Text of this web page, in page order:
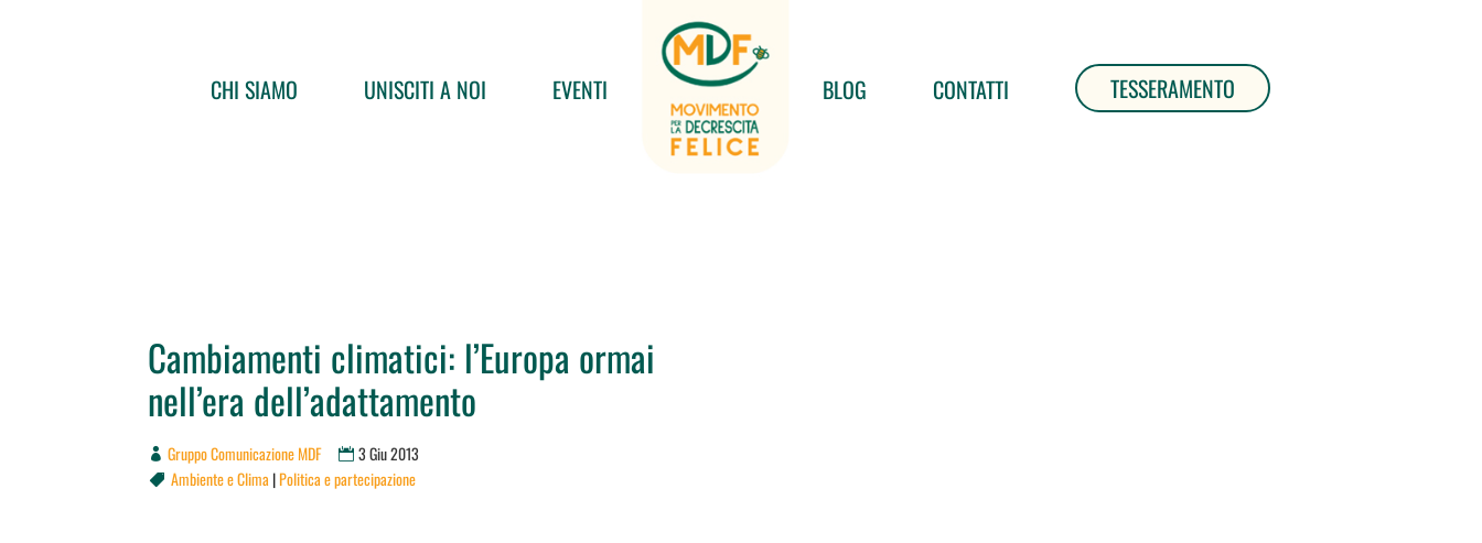
CHI SIAMO UNISCITI A NOI EVENTI BLOG CONTATTI TESSERAMENTO
Cambiamenti climatici: l’Europa ormai
nell’era dell’adattamento
Gruppo Comunicazione MDF 3 Giu 2013
 Ambiente e Clima|Politica e partecipazione